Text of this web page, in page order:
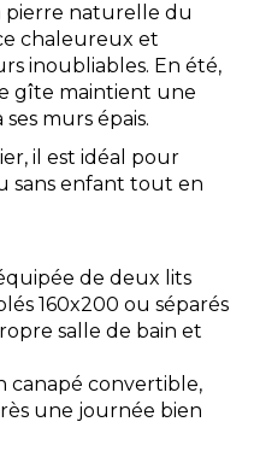
pierre naturelle du
chaleureux et
inoubliables. En été,
gîte maintient une
murs épais.
il est idéal pour
sans enfant tout en
de deux lits
160x200 ou séparés
salle de bain et
canapé convertible,
une journée bien